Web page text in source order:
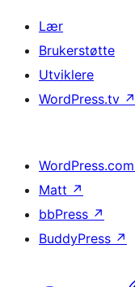
Lær
Brukerstøtte
Utviklere
WordPress.tv ↗
WordPress.com
Matt ↗
bbPress ↗
BuddyPress ↗